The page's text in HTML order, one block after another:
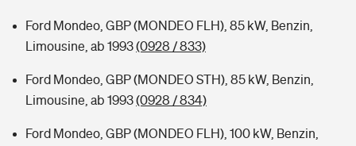
Ford Mondeo, GBP (MONDEO FLH), 85 kW, Benzin,
Limousine, ab 1993(0928 / 833)
Ford Mondeo, GBP (MONDEO STH), 85 kW, Benzin,
Limousine, ab 1993(0928 / 834)
Ford Mondeo, GBP (MONDEO FLH), 100 kW, Benzin,